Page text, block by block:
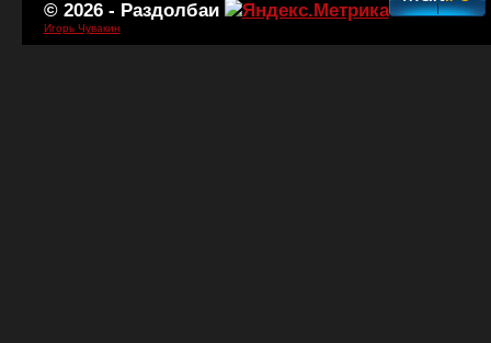
© 2026 - Раздолбаи
Игорь Чувакин